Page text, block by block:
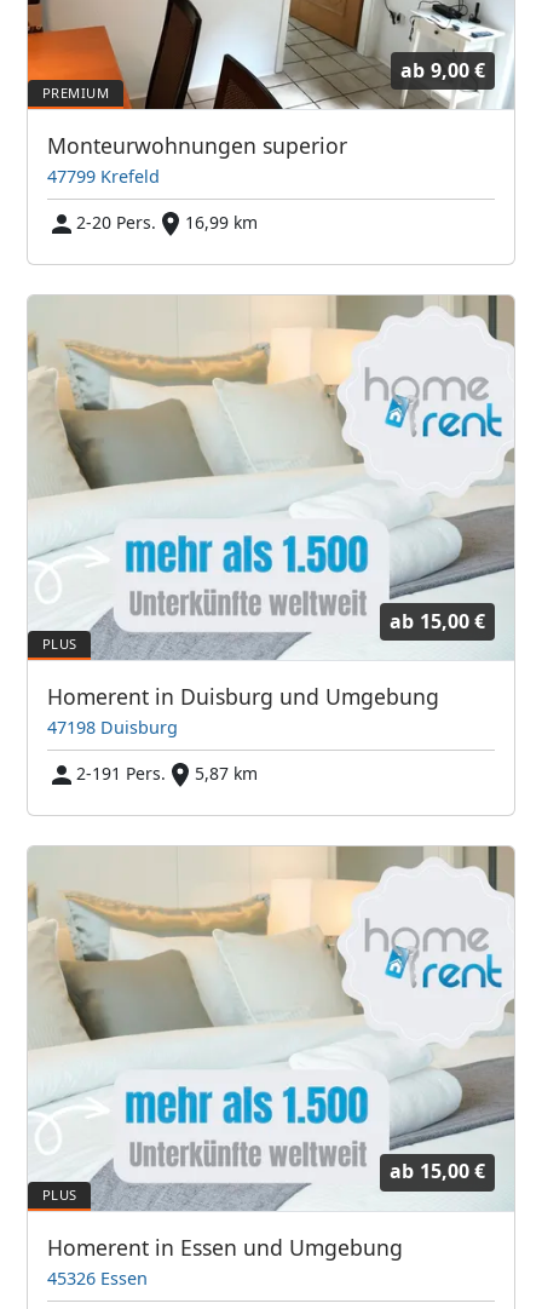
ab 9,00 €
Monteurwohnungen superior
47799 Krefeld
2-20 Pers.
16,99 km
ab 15,00 €
Homerent in Duisburg und Umgebung
47198 Duisburg
2-191 Pers.
5,87 km
ab 15,00 €
Homerent in Essen und Umgebung
45326 Essen